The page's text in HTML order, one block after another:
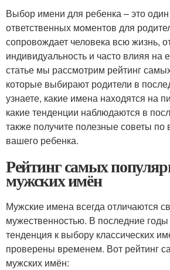
Выбор имени для ребенка – это
ответственных моментов для
сопровождает человека всю жизнь,
индивидуальность и часто влияя на
статье мы рассмотрим рейтинг
которые выбирают родители в
узнаете, какие имена находятся на
какие тенденции наблюдаются в
также получите полезные советы
вашего ребенка.
Рейтинг самых
мужских имён
Мужские имена всегда отличаются
мужественностью. В последние
тенденция к выбору классических
проверены временем. Вот рейтинг
мужских имён: